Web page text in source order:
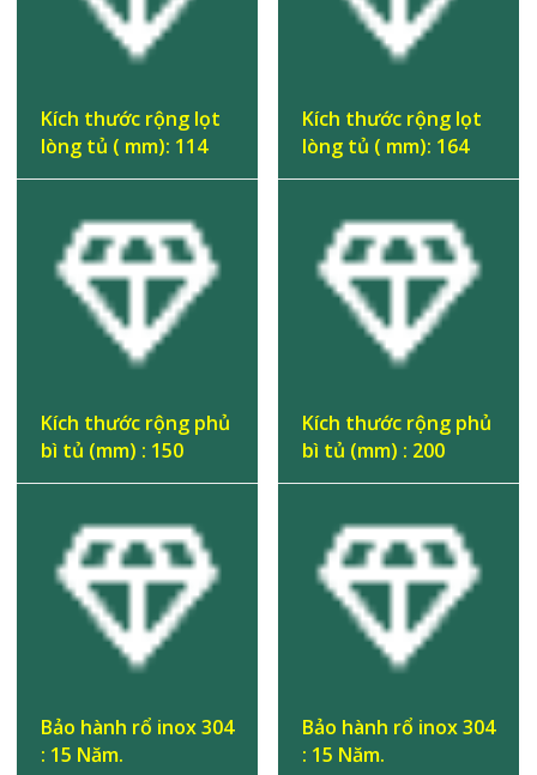
Kích thước rộng lọt
lòng tủ ( mm): 114
Kích thước rộng phủ
bì tủ (mm) : 150
Bảo hành rổ inox 304
: 15 Năm.
Kích thước rộng lọt
lòng tủ ( mm): 164
Kích thước rộng phủ
bì tủ (mm) : 200
Bảo hành rổ inox 304
: 15 Năm.